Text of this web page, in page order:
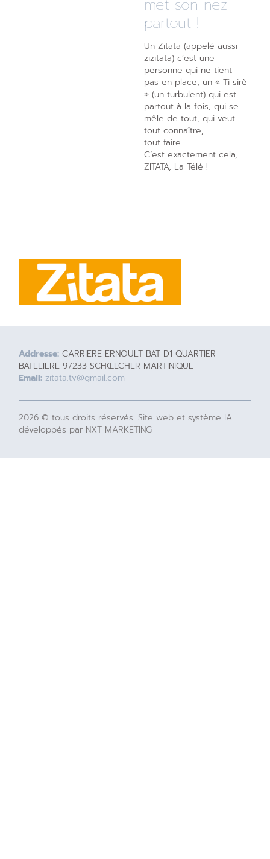
met son nez
partout !
Un Zitata (appelé aussi
zizitata) c’est une
personne qui ne tient
pas en place, un « Ti sirè
» (un turbulent) qui est
partout à la fois, qui se
mêle de tout, qui veut
tout connaître,
tout faire.
C’est exactement cela,
ZITATA, La Télé !
Addresse: CARRIERE ERNOULT BAT D1 QUARTIER
BATELIERE 97233 SCHŒLCHER MARTINIQUE
Email: zitata.tv@gmail.com
2026 © tous droits réservés. Site web et système IA
développés par NXT MARKETING